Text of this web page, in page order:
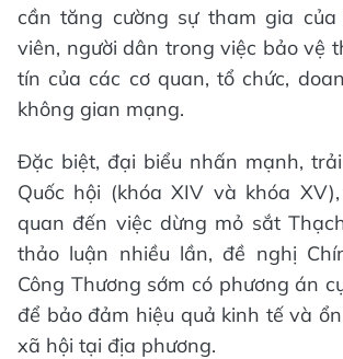
cần tăng cường sự tham gia
viên, người dân trong việc bảo vệ
tín của các cơ quan, tổ chức,
không gian mạng.
Đặc biệt, đại biểu nhấn mạnh,
Quốc hội (khóa XIV và khóa
quan đến việc dừng mỏ sắt
thảo luận nhiều lần, đề nghị
Công Thương sớm có phương án
để bảo đảm hiệu quả kinh tế và
xã hội tại địa phương.